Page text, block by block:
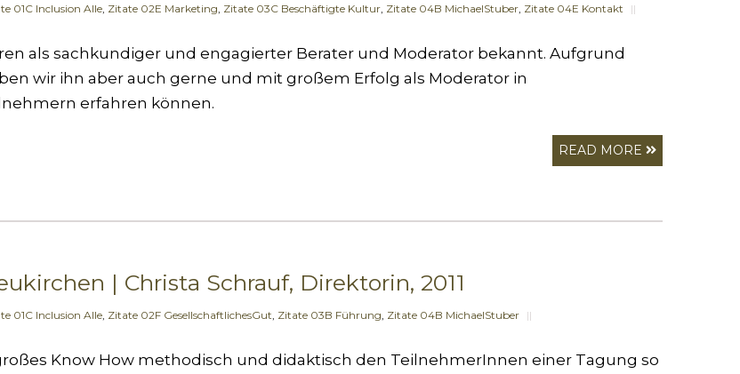
01C Inclusion Alle Zitate 02E Marketing Zitate 03C Beschäftigte Kultur Zitate 04B MichaelStuber Zitate 04E Kontakt ||
als sachkundiger und engagierter Berater und Moderator bekannt. Aufgrund
wir ihn aber auch gerne und mit großem Erfolg als Moderator in
erfahren können.
READ MORE
| Christa Schrauf, Direktorin, 2011
01C Inclusion Alle Zitate 02F GesellschaftlichesGut Zitate 03B Führung Zitate 04B MichaelStuber ||
Know How methodisch und didaktisch den TeilnehmerInnen einer Tagung so